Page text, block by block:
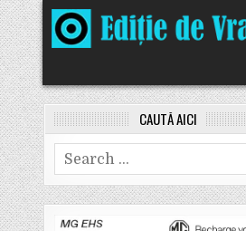
Skip
to
content
CAUTĂ AICI
Search
for: